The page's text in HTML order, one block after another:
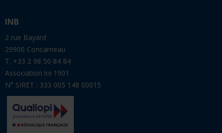
INB
2 rue Bayard
29900 Concarneau
T. +33 2 98 50 84 84
Association loi 1901
N° SIRET : 333 005 148 00015